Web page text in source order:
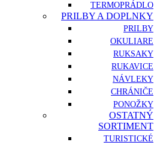
TERMOPRÁDLO
PRILBY A DOPLNKY
PRILBY
OKULIARE
RUKSAKY
RUKAVICE
NÁVLEKY
CHRÁNIČE
PONOŽKY
OSTATNÝ
SORTIMENT
TURISTICKÉ